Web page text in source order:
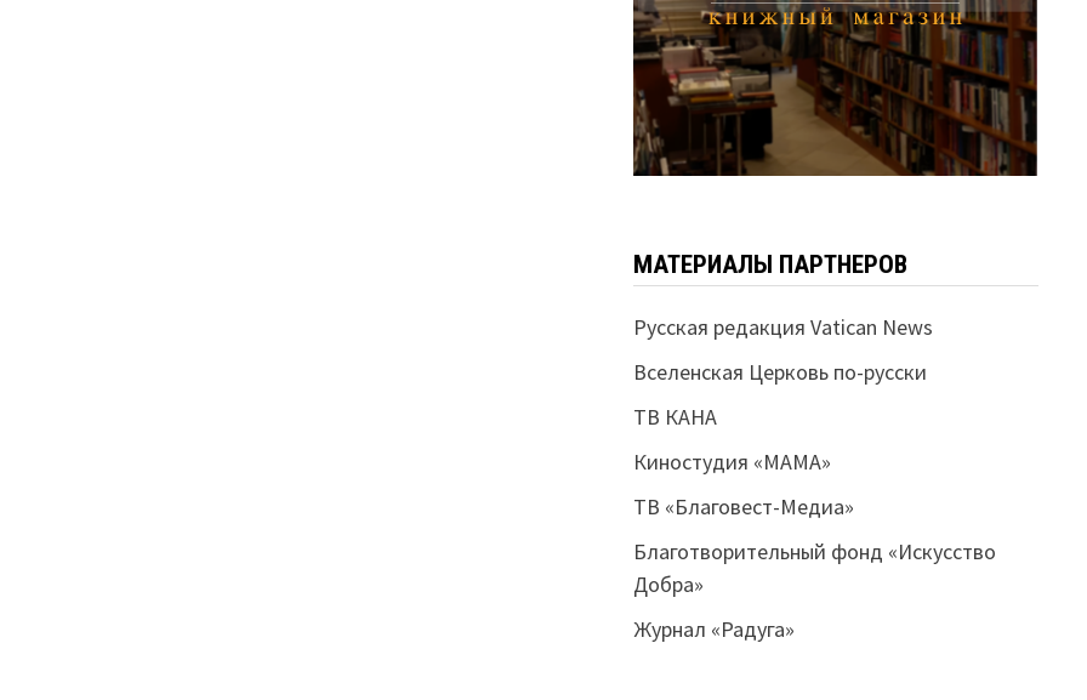
МАТЕРИАЛЫ ПАРТНЕРОВ
Русская редакция Vatican News
Вселенская Церковь по-русски
ТВ КАНА
Киностудия «МАМА»
ТВ «Благовест-Медиа»
Благотворительный фонд «Искусство
Добра»
Журнал «Радуга»